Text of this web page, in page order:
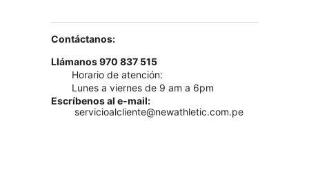
Contáctanos:
Llámanos 970 837 515
Horario de atención:
Lunes a viernes de 9 am a 6pm
Escríbenos al e-mail:
servicioalcliente@newathletic.com.pe